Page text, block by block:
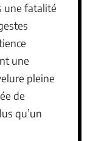
une fatalité
une
pleine
de
qu’un